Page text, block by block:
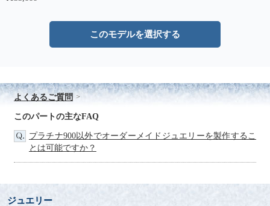
このモデルを選択する
よくあるご質問
このパートの主なFAQ
プラチナ900以外でオーダーメイドジュエリーを製作するこ
とは可能ですか？
ジュエリー